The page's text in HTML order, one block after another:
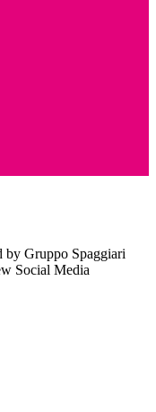
by Gruppo Spaggiari
Social Media